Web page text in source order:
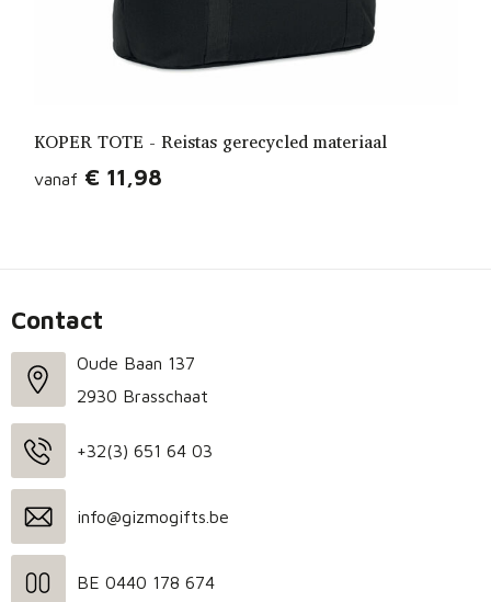
KOPER TOTE - Reistas gerecycled materiaal
vanaf € 11,98
Contact
Oude Baan 137
2930 Brasschaat
+32(3) 651 64 03
info@gizmogifts.be
BE 0440 178 674